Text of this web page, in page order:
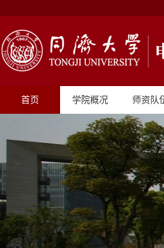
首页 学院概况 师资队